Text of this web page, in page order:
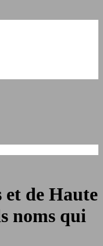
de Haute
noms qui